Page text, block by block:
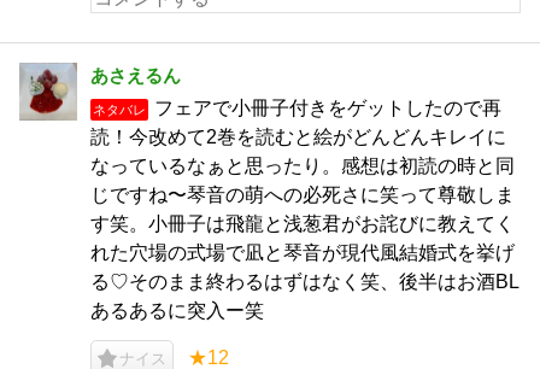
あさえるん
ネタバレ
フェアで小冊子付きをゲットしたので再
読！今改めて2巻を読むと絵がどんどんキレイに
なっているなぁと思ったり。感想は初読の時と同
じですね〜琴音の萌への必死さに笑って尊敬しま
す笑。小冊子は飛龍と浅葱君がお詫びに教えてく
れた穴場の式場で凪と琴音が現代風結婚式を挙げ
る♡そのまま終わるはずはなく笑、後半はお酒BL
あるあるに突入ー笑
ナイス ★12